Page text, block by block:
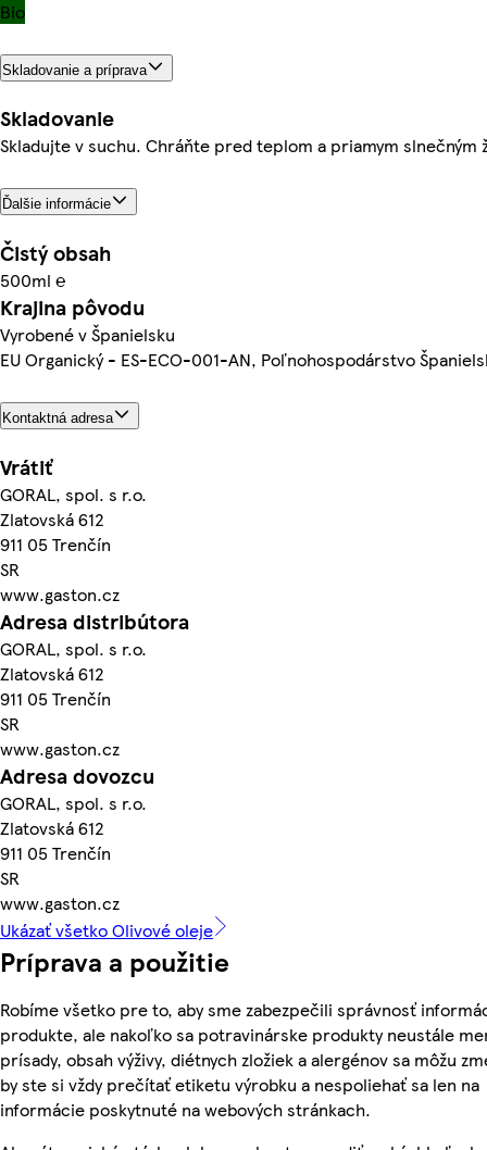
Bio
Skladovanie a príprava
Skladovanie
Skladujte v suchu. Chráňte pred teplom a priamym slnečným
Ďalšie informácie
Čistý obsah
500ml ℮
Krajina pôvodu
Vyrobené v Španielsku
EU Organický - ES-ECO-001-AN, Poľnohospodárstvo
Kontaktná adresa
Vrátiť
GORAL, spol. s r.o.
Zlatovská 612
911 05 Trenčín
SR
www.gaston.cz
Adresa distribútora
GORAL, spol. s r.o.
Zlatovská 612
911 05 Trenčín
SR
www.gaston.cz
Adresa dovozcu
GORAL, spol. s r.o.
Zlatovská 612
911 05 Trenčín
SR
www.gaston.cz
Ukázať všetko Olivové oleje
Príprava a použitie
Robíme všetko pre to, aby sme zabezpečili správnosť
produkte, ale nakoľko sa potravinárske produkty neustále
prísady, obsah výživy, diétnych zložiek a alergénov sa môžu
by ste si vždy prečítať etiketu výrobku a nespoliehať sa len na
informácie poskytnuté na webových stránkach.